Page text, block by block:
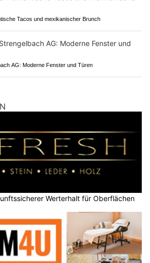
Tacos und mexikanischer Brunch
AG: Moderne Fenster und Türen
Werterhalt für Oberflächen